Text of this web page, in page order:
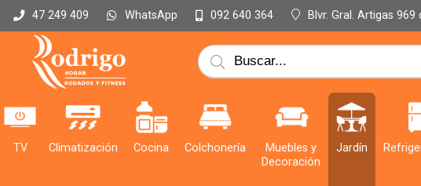
47 249 409 WhatsApp 092 640 364 Blvr. Gral. Artigas 969
TV Climatización Cocina Colchonería
Muebles y
Decoración
Jardín